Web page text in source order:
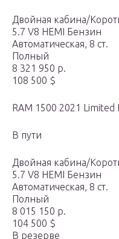
Двойная кабина/
5.7 V8 HEMI Бензин
Автоматическая, 8 ст.
Полный
8 321 950 р.
108 500 $
RAM 1500 2021 Limited
В пути
Двойная кабина/
5.7 V8 HEMI Бензин
Автоматическая, 8 ст.
Полный
8 015 150 р.
104 500 $
В резерве